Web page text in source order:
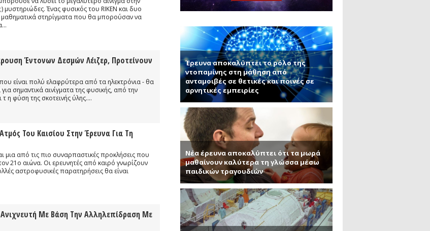
Μπάμπουλη για τα ενδιαφέροντα τεχνητά υλικά, γερμανένιο και πυριτένιο (Μέρος
με τον Ερωτόκριτο Κατσαβουνίδη, διευθυντή έρευνας στο ΜΙΤ)
με τον Χρήστο Τσάγκα, Αναπληρωτή Καθηγητή του ΑΠΘ)
απλά λόγια μας μαθαίνει το χαλαρόνιο και τη σχέση του με την σκοτεινή ύλη
μυστηριώδες. Ένας φυσικός του RIKEN και δυο
στηρίγματα που θα μπορούσαν να
Έντονων Δεσμών Λέιζερ, Προτείνουν
είναι πολύ ελαφρύτερα από τα ηλεκτρόνια - θα
σημαντικά αινίγματα της φυσικής, από την
η φύση της σκοτεινής ύλης....
Του Καισίου Στην Έρευνα Για Τη
μια από τις πιο συναρπαστικές προκλήσεις που
21ο αιώνα. Οι ερευνητές από καιρό γνωρίζουν
αστροφυσικές παρατηρήσεις θα είναι
Με Βάση Την Αλληλεπίδραση Με
Έρευνα αποκαλύπτει το ρόλο της
ντοπαμίνης στη μάθηση από
ανταμοιβές σε θετικές και ποινές σε
αρνητικές εμπειρίες
Νέα έρευνα αποκαλύπτει ότι τα μωρά
μαθαίνουν καλύτερα τη γλώσσα μέσω
παιδικών τραγουδιών